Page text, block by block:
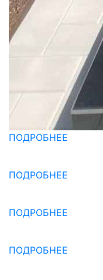
ПОДРОБНЕЕ
ПОДРОБНЕЕ
ПОДРОБНЕЕ
ПОДРОБНЕЕ